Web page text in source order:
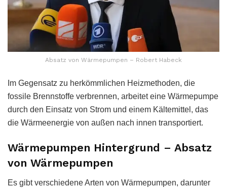
Absatz von Wärmepumpen – Robert Habeck
Im Gegensatz zu herkömmlichen Heizmethoden, die
fossile Brennstoffe verbrennen, arbeitet eine Wärmepumpe
durch den Einsatz von Strom und einem Kältemittel, das
die Wärmeenergie von außen nach innen transportiert.
Wärmepumpen Hintergrund – Absatz
von Wärmepumpen
Es gibt verschiedene Arten von Wärmepumpen, darunter